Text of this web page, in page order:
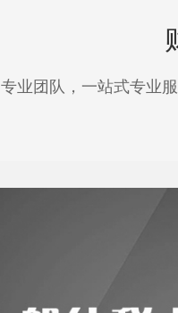
专业团队，一站式专业